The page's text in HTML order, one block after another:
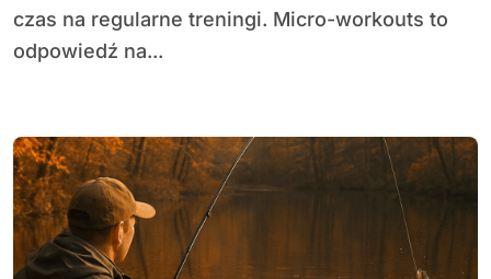
czas na regularne treningi. Micro-workouts to
odpowiedź na...